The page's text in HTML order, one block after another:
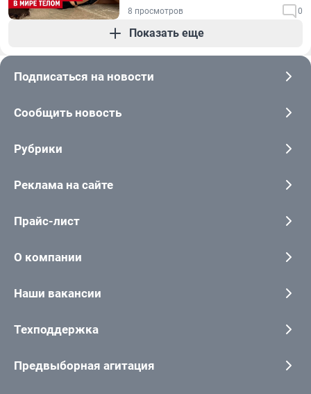
8 просмотров 0
Показать еще
Подписаться на новости
Сообщить новость
Рубрики
Реклама на сайте
Прайс-лист
О компании
Наши вакансии
Техподдержка
Предвыборная агитация